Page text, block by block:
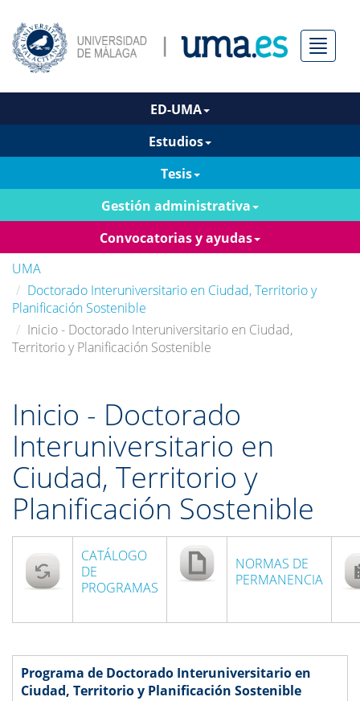
Menú
ED-UMA
Estudios
Tesis
Gestión administrativa
Convocatorias y ayudas
UMA
Doctorado Interuniversitario en Ciudad, Territorio y
Planificación Sostenible
Inicio - Doctorado Interuniversitario en Ciudad,
Territorio y Planificación Sostenible
Inicio - Doctorado
Interuniversitario en
Ciudad, Territorio y
Planificación Sostenible
CATÁLOGO
DE
PROGRAMAS
NORMAS DE
PERMANENCIA
Programa de Doctorado Interuniversitario en
Ciudad, Territorio y Planificación Sostenible